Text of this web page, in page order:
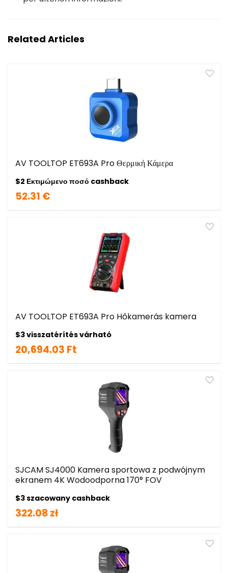
Related Articles
AV TOOLTOP ET693A Pro Θερμική Κάμερα
$2 Εκτιμώμενο ποσό cashback
52.31 €
AV TOOLTOP ET693A Pro Hőkamerás kamera
$3 visszatérítés várható
20,694.03 Ft
SJCAM SJ4000 Kamera sportowa z podwójnym
ekranem 4K Wodoodporna 170° FOV
$3 szacowany cashback
322.08 zł